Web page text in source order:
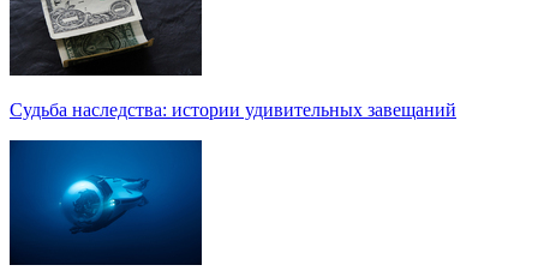
Судьба наследства: истории удивительных завещаний